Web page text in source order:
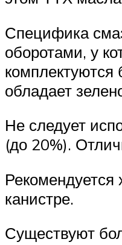
Специфика
оборотами, у
комплектуются
обладает
Не следует
(до 20%).
Рекомендуется
канистре.
Существуют